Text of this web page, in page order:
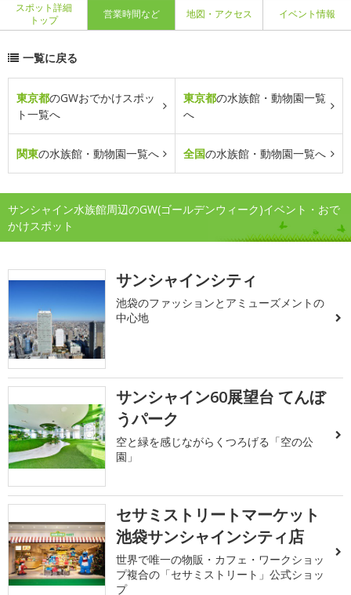
スポット詳細
トップ
営業時間など 地図・アクセス イベント情報
一覧に戻る
東京都のGWおでかけスポッ
ト一覧へ
東京都の水族館・動物園一覧
へ
関東の水族館・動物園一覧へ 全国の水族館・動物園一覧へ
サンシャイン水族館周辺のGW(ゴールデンウィーク)イベント・おで
かけスポット
サンシャインシティ
池袋のファッションとアミューズメントの
中心地
サンシャイン60展望台 てんぼ
うパーク
空と緑を感じながらくつろげる「空の公
園」
セサミストリートマーケット
池袋サンシャインシティ店
世界で唯一の物販・カフェ・ワークショッ
プ複合の「セサミストリート」公式ショッ
プ